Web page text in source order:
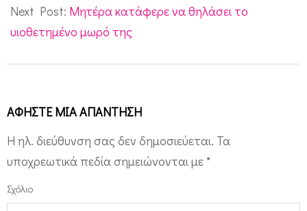
Next Post: Μητέρα κατάφερε να θηλάσει το
υιοθετημένο μωρό της
ΑΦΉΣΤΕ ΜΙΑ ΑΠΆΝΤΗΣΗ
Η ηλ. διεύθυνση σας δεν δημοσιεύεται. Τα
υποχρεωτικά πεδία σημειώνονται με *
Σχόλιο